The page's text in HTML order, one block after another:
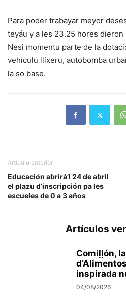
Para poder trabayar meyor
teyáu y a les 23.25 hores
Nesi momentu parte de la
vehículu llixeru, autobomba
la so base.
Artículu anterior
Educación abrirá’l 24 de abril
el plazu d’inscripción pa les
escueles de 0 a 3 años
Artículos
Comiḷḷón,
inspirada
04/08/2026